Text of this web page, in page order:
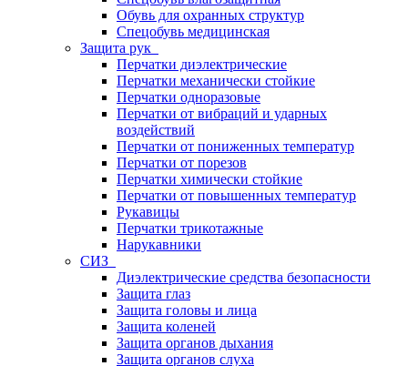
Обувь для охранных структур
Спецобувь медицинская
Защита рук
Перчатки диэлектрические
Перчатки механически стойкие
Перчатки одноразовые
Перчатки от вибраций и ударных
воздействий
Перчатки от пониженных температур
Перчатки от порезов
Перчатки химически стойкие
Перчатки от повышенных температур
Рукавицы
Перчатки трикотажные
Нарукавники
СИЗ
Диэлектрические средства безопасности
Защита глаз
Защита головы и лица
Защита коленей
Защита органов дыхания
Защита органов слуха